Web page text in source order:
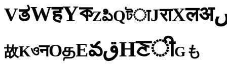
VತWहYকZపిQটाJराXलअ
故KওनOதEవقHਣीGも